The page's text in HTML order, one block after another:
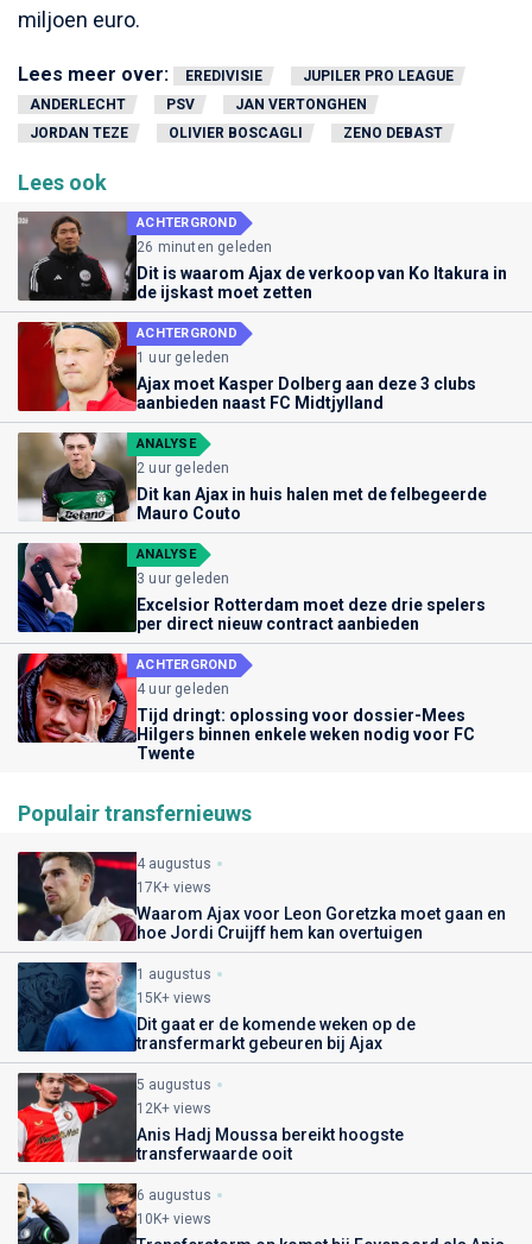
miljoen euro.
Lees meer over: EREDIVISIE
JUPILER PRO LEAGUE
ANDERLECHT
PSV
JAN VERTONGHEN
JORDAN TEZE
OLIVIER BOSCAGLI ZENO DEBAST
Lees ook
ACHTERGROND
26 minuten geleden
Dit is waarom Ajax de verkoop van Ko Itakura in
de ijskast moet zetten
ACHTERGROND
1 uur geleden
Ajax moet Kasper Dolberg aan deze 3 clubs
aanbieden naast FC Midtjylland
ANALYSE
2 uur geleden
Dit kan Ajax in huis halen met de felbegeerde
Mauro Couto
ANALYSE
3 uur geleden
Excelsior Rotterdam moet deze drie spelers
per direct nieuw contract aanbieden
ACHTERGROND
4 uur geleden
Tijd dringt: oplossing voor dossier-Mees
Hilgers binnen enkele weken nodig voor FC
Twente
Populair transfernieuws
4 augustus
17K+ views
Waarom Ajax voor Leon Goretzka moet gaan en
hoe Jordi Cruijff hem kan overtuigen
1 augustus
15K+ views
Dit gaat er de komende weken op de
transfermarkt gebeuren bij Ajax
5 augustus
12K+ views
Anis Hadj Moussa bereikt hoogste
transferwaarde ooit
6 augustus
10K+ views